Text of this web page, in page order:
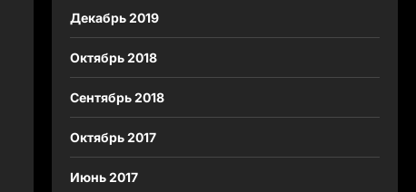
Декабрь 2019
Октябрь 2018
Сентябрь 2018
Октябрь 2017
Июнь 2017